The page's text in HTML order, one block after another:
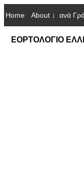
Home About ↓ ανά
ΕΟΡΤΟΛΟΓΙΟ